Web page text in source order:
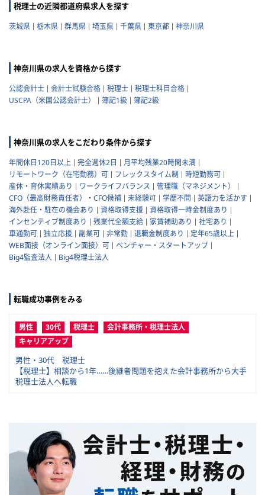
税理士の近隣都道府県求人を探す
茨城県 栃木県 群馬県 埼玉県 千葉県 東京都 神奈川県
神奈川県の求人を資格から探す
公認会計士 会計士試験合格 税理士
税理士科目合格
USCPA（米国公認会計士）
簿記1級 簿記2級
神奈川県の求人をこだわり条件から探す
年間休日120日以上 完全週休2日
月平均残業20時間未満
リモートワーク（在宅勤務）可
フレックスタイム制
時短勤務可
産休・育休実績あり
ワークライフバランス
管理職（マネジメント）
CFO（最高財務責任者）・CFO候補
未経験可 学歴不問
英語力を活かす
海外赴任・駐在の機会あり
資格取得支援
資格取得一時金制度あり
インセンティブ制度あり
残業代全額支給 家賃補助あり
社宅あり
車通勤可
独立応援 副業可 非常勤 退職金制度あり
定年65歳以上
WEB面接（オンライン面接）可
ベンチャー・スタートアップ
Big4監査法人
Big4税理士法人
転職成功事例をみる
男性 30代 税理士
会計事務所・税理士法人
キャリアアップ
男性・30代 税理士
【税理士】相談から1年……後継者問題を抱えた会計事務所から大手
税理士法人へ転職